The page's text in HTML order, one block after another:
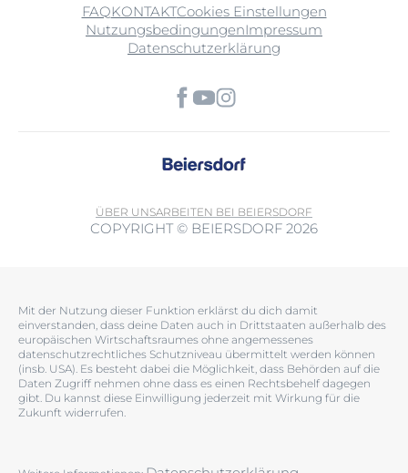
FAQKONTAKTCookies Einstellungen
NutzungsbedingungenImpressum
Datenschutzerklärung
ÜBER UNSARBEITEN BEI BEIERSDORF
COPYRIGHT © BEIERSDORF 2026
Mit der Nutzung dieser Funktion erklärst du dich damit
einverstanden, dass deine Daten auch in Drittstaaten außerhalb des
europäischen Wirtschaftsraumes ohne angemessenes
datenschutzrechtliches Schutzniveau übermittelt werden können
(insb. USA). Es besteht dabei die Möglichkeit, dass Behörden auf die
Daten Zugriff nehmen ohne dass es einen Rechtsbehelf dagegen
gibt. Du kannst diese Einwilligung jederzeit mit Wirkung für die
Zukunft widerrufen.